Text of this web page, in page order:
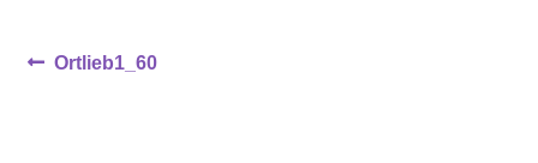
Inläggsnavigering
Föregående
Ortlieb1_60